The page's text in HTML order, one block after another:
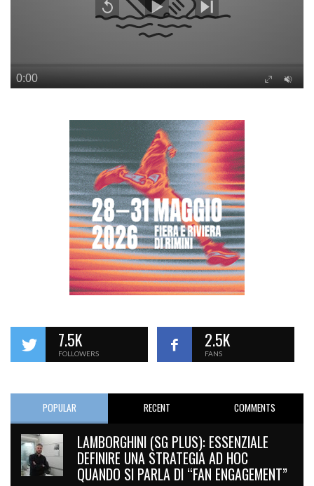
7.5K
FOLLOWERS
2.5K
FANS
POPULAR RECENT COMMENTS
LAMBORGHINI (SG PLUS): ESSENZIALE
DEFINIRE UNA STRATEGIA AD HOC
QUANDO SI PARLA DI “FAN ENGAGEMENT”